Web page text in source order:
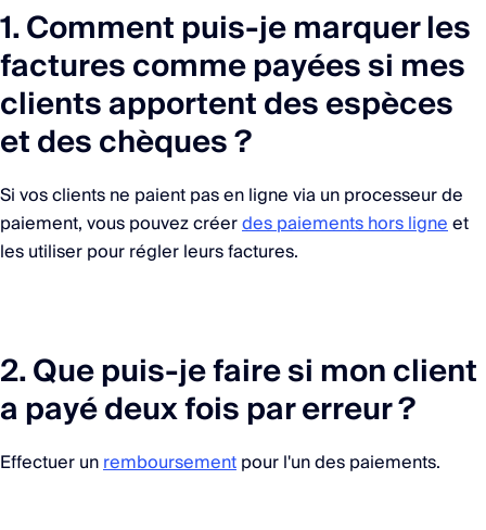
1. Comment puis-je marquer les
factures comme payées si mes
clients apportent des espèces
et des chèques ?
Si vos clients ne paient pas en ligne via un processeur de
paiement, vous pouvez créerdes paiements hors ligneet
les utiliser pour régler leurs factures.
2. Que puis-je faire si mon client
a payé deux fois par erreur ?
Effectuer unremboursementpour l'un des paiements.